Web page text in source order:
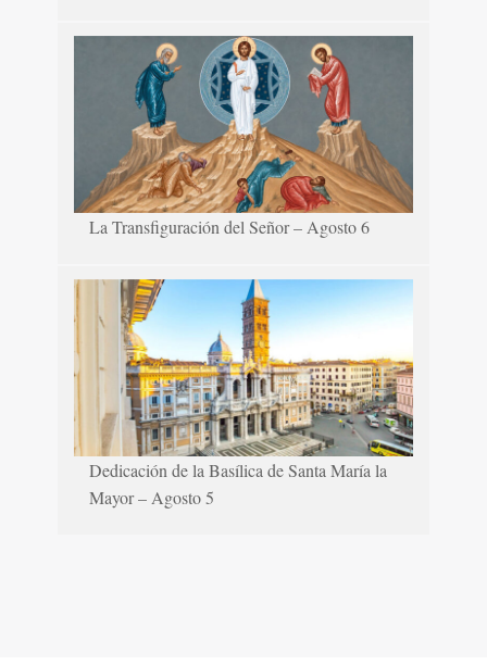
La Transfiguración del Señor – Agosto 6
Dedicación de la Basílica de Santa María la
Mayor – Agosto 5